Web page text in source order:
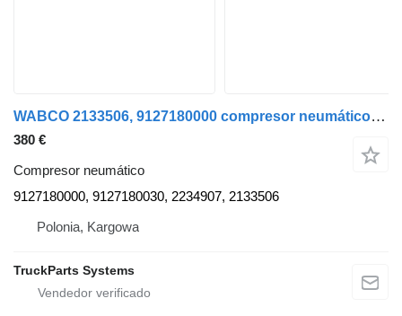
WABCO 2133506, 9127180000 compresor neumático para DAF XF 106 cabeza tractora
380 €
Compresor neumático
9127180000, 9127180030, 2234907, 2133506
Polonia, Kargowa
TruckParts Systems